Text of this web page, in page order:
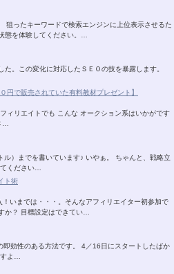
狙ったキーワードで検索エンジンに上位表示させるた
態を体験してください。…
。この変化に対応したＳＥＯの技を暴露します。
円で販売されていた有料教材プレゼント】
ィリエイトでも こんな オークション系はいかがです
…
）までを書いています♪ いやぁ。 ちゃんと、戦略立
ください…
ト術
いまでは・・・。そんなアフィリエイター初参加で
か？ 目標設定はできてい…
効性のある方法です。 4／16日にスタートしたばか
よ…